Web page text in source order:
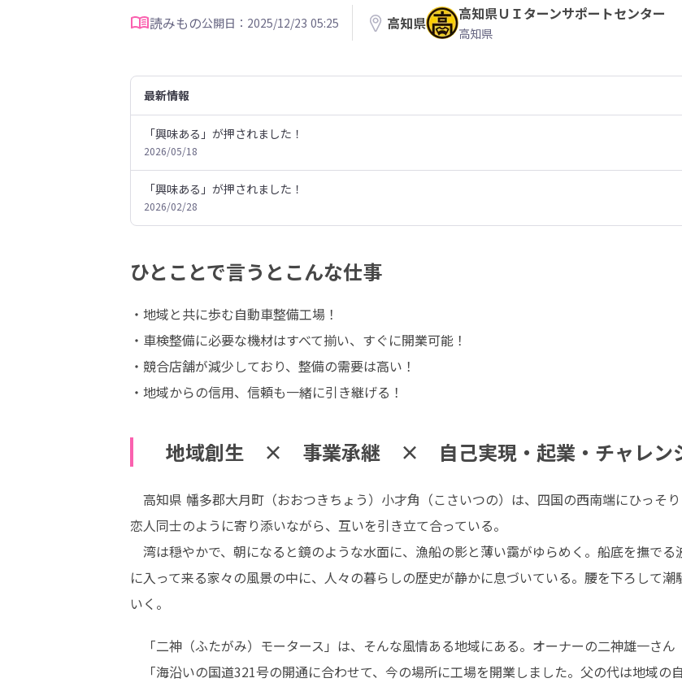
読みもの公開日：2025/12/23 05:25 高知県 高知県ＵＩターンサポートセンター
高知県
最新情報
「興味ある」が押されました！
2026/05/18
「興味ある」が押されました！
2026/02/28
ひとことで言うとこんな仕事
・地域と共に歩む自動車整備工場！
・車検整備に必要な機材はすべて揃い、すぐに開業可能！
・競合店舗が減少しており、整備の需要は高い！
・地域からの信用、信頼も一緒に引き継げる！
地域創生 × 事業承継 × 自己実現・起業・チャレン
高知県 幡多郡大月町（おおつきちょう）小才角（こさいつの）は、四国の西南端にひっそ
恋人同士のように寄り添いながら、互いを引き立て合っている。
湾は穏やかで、朝になると鏡のような水面に、漁船の影と薄い靄がゆらめく。船底を撫で
に入って来る家々の風景の中に、人々の暮らしの歴史が静かに息づいている。腰を下ろして
いく。
「二神（ふたがみ）モータース」は、そんな風情ある地域にある。オーナーの二神雄一さん
「海沿いの国道321号の開通に合わせて、今の場所に工場を開業しました。父の代は地域の